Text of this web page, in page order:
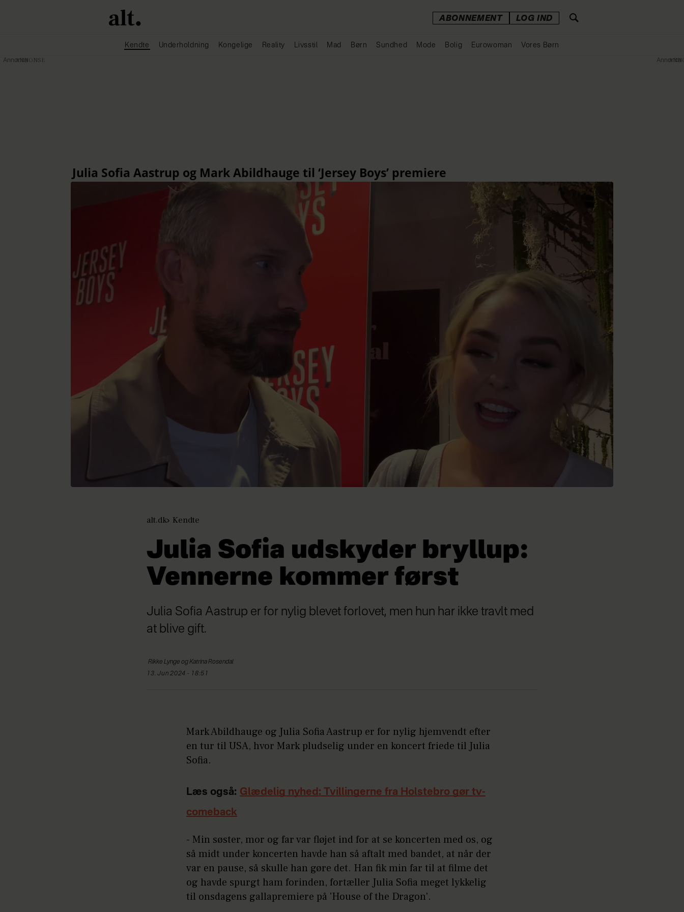
ABONNEMENT LOG IND
Kendte Underholdning Kongelige Reality Livsstil Mad Børn Sundhed Mode Bolig Eurowoman Vores Børn
alt.dk Kendte
Julia Sofia udskyder bryllup:
Vennerne kommer først
Julia Sofia Aastrup er for nylig blevet forlovet, men hun har ikke travlt med
at blive gift.
Rikke Lynge ogKatrina Rosendal
13. Jun 2024 - 18:51
Mark Abildhauge og Julia Sofia Aastrup er for nylig hjemvendt efter
en tur til USA, hvor Mark pludselig under en koncert friede til Julia
Sofia.
Læs også: Glædelig nyhed: Tvillingerne fra Holstebro gør tv-
comeback
- Min søster, mor og far var fløjet ind for at se koncerten med os, og
så midt under koncerten havde han så aftalt med bandet, at når der
var en pause, så skulle han gøre det. Han fik min far til at filme det
og havde spurgt ham forinden, fortæller Julia Sofia meget lykkelig
til onsdagens gallapremiere på 'House of the Dragon'.
Annonce Annonce